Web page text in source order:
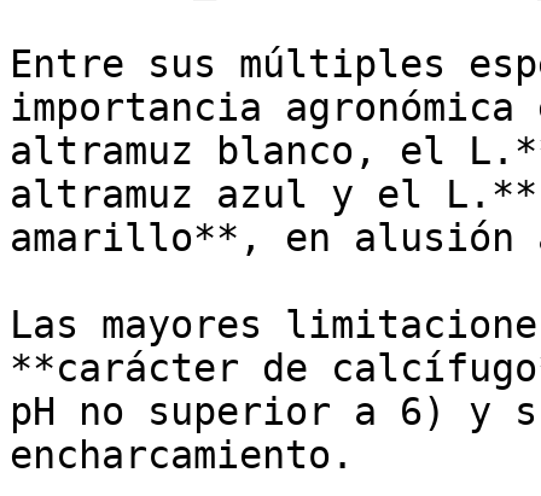
Entre sus múltiples
importancia
altramuz blanco, el
altramuz azul y el
amarillo**, en
Las mayores
**carácter de
pH no superior a 6) y
encharcamiento.